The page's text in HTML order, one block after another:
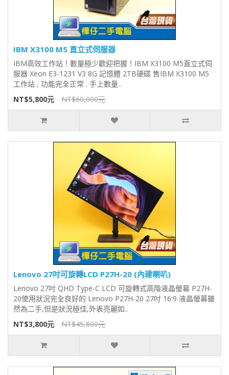
IBM X3100 M5 直立式伺服器
IBM高效工作站！數量極少歡迎把握！IBM X3100 M5直立式伺
服器 Xeon E3-1231 V3 8G 記憶體 2TB硬碟 售IBM X3100 M5
工作站 , 功能完全正常 . 手上數量..
NT$5,800元
NT$60,000元
Lenovo 27吋可旋轉LCD P27H-20 (內建喇叭)
Lenovo 27吋 QHD Type-C LCD 可旋轉式高階液晶螢幕 P27H-
20使用狀況完全良好的 Lenovo P27H-20 27吋 16:9 液晶螢幕雖
然為二手,但是狀況極佳,外表亮麗如..
NT$3,800元
NT$45,800元